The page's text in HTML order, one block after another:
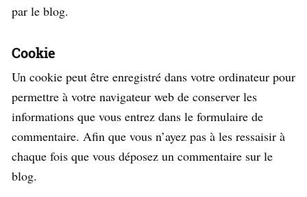
par le blog.
Cookie
Un cookie peut être enregistré dans votre ordinateur pour
permettre à votre navigateur web de conserver les
informations que vous entrez dans le formulaire de
commentaire. Afin que vous n’ayez pas à les ressaisir à
chaque fois que vous déposez un commentaire sur le
blog.